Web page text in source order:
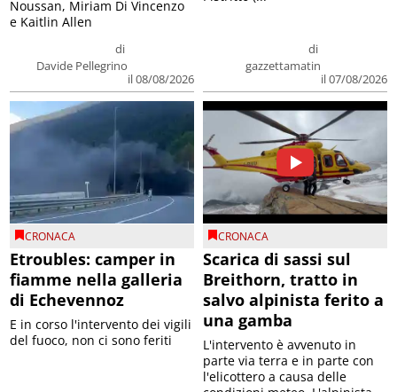
di
Davide Pellegrino
il 08/08/2026
Noussan, Miriam Di Vincenzo
e Kaitlin Allen
di
gazzettamatin
il 07/08/2026
CRONACA
Etroubles: camper in
fiamme nella galleria
di Echevennoz
E in corso l'intervento dei vigili
del fuoco, non ci sono feriti
CRONACA
Scarica di sassi sul
Breithorn, tratto in
salvo alpinista ferito a
una gamba
L'intervento è avvenuto in
parte via terra e in parte con
l'elicottero a causa delle